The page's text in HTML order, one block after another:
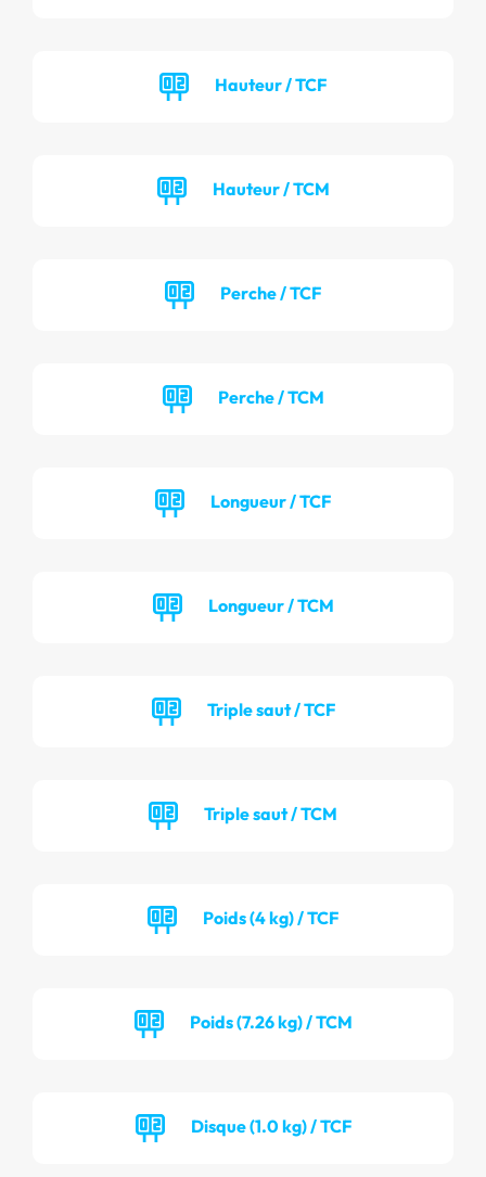
Hauteur / TCF
Hauteur / TCM
Perche / TCF
Perche / TCM
Longueur / TCF
Longueur / TCM
Triple saut / TCF
Triple saut / TCM
Poids (4 kg) / TCF
Poids (7.26 kg) / TCM
Disque (1.0 kg) / TCF